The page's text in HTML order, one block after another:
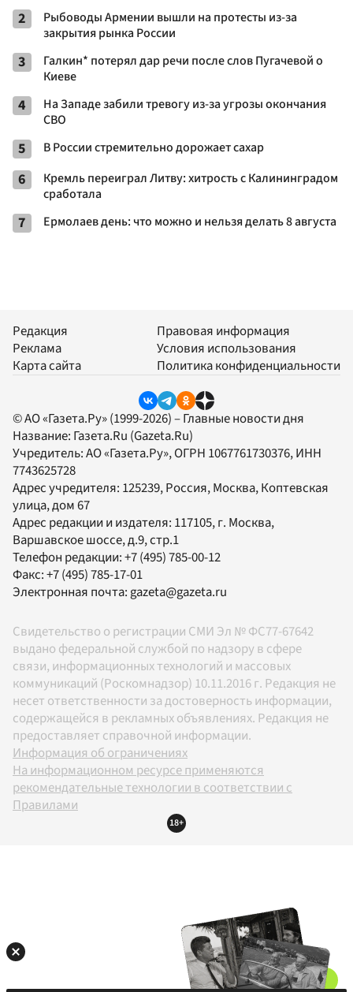
2
Рыбоводы Армении вышли на протесты из-за
закрытия рынка России
3
Галкин* потерял дар речи после слов Пугачевой о
Киеве
4
На Западе забили тревогу из-за угрозы окончания
СВО
5 В России стремительно дорожает сахар
6
Кремль переиграл Литву: хитрость с Калининградом
сработала
7 Ермолаев день: что можно и нельзя делать 8 августа
Редакция
Реклама
Карта сайта
Правовая информация
Условия использования
Политика конфиденциальности
© АО «Газета.Ру» (1999-2026) – Главные новости дня
Название: Газета.Ru (Gazeta.Ru)
Учредитель:АО «Газета.Ру», ОГРН 1067761730376, ИНН
7743625728
Адрес учредителя: 125239, Россия, Москва, Коптевская
улица, дом 67
Адрес редакции и издателя: 117105, г. Москва,
Варшавское шоссе, д.9, стр.1
Телефон редакции:+7 (495) 785-00-12
Факс:+7 (495) 785-17-01
Электронная почта: gazeta@gazeta.ru
Свидетельство о регистрации СМИ Эл № ФС77-67642
выдано федеральной службой по надзору в сфере
связи, информационных технологий и массовых
коммуникаций (Роскомнадзор) 10.11.2016 г. Редакция не
несет ответственности за достоверность информации,
содержащейся в рекламных объявлениях. Редакция не
предоставляет справочной информации.
Информация об ограничениях
На информационном ресурсе применяются
рекомендательные технологии в соответствии с
Правилами
18+